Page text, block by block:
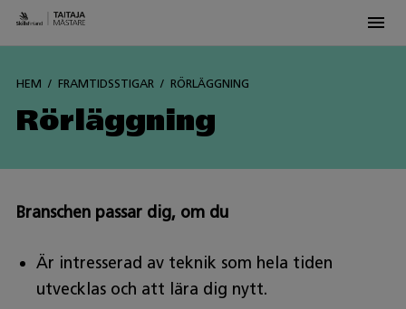
HEM FRAMTIDSSTIGAR RÖRLÄGGNING
Rörläggning
Branschen passar dig, om du
Är intresserad av teknik som hela tiden
utvecklas och att lära dig nytt.